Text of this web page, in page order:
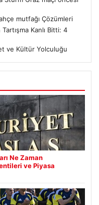
mutfağı Çözümleri
Kanlı Bitti: 4
ve Kültür Yolculuğu
Ne Zaman
ve Piyasa